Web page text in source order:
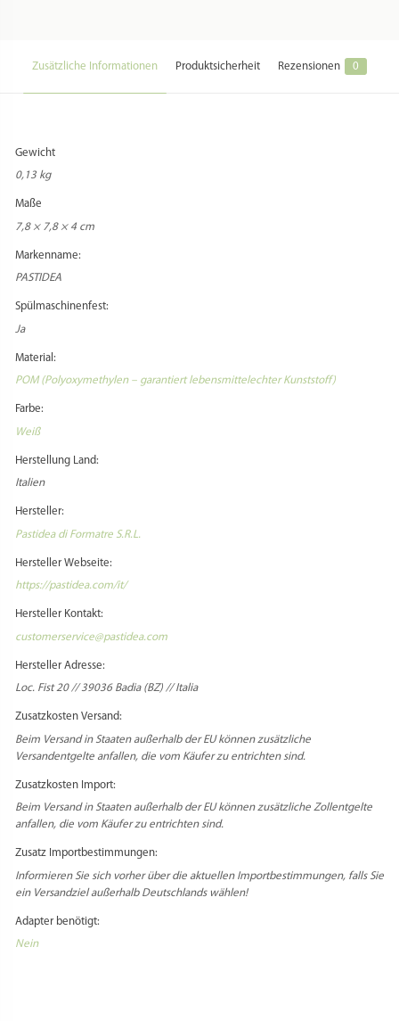
Zusätzliche Informationen Produktsicherheit Rezensionen 0
Gewicht
0,13 kg
Maße
7,8 × 7,8 × 4 cm
Markenname:
PASTIDEA
Spülmaschinenfest:
Ja
Material:
POM (Polyoxymethylen – garantiert lebensmittelechter Kunststoff)
Farbe:
Weiß
Herstellung Land:
Italien
Hersteller:
Pastidea di Formatre S.R.L.
Hersteller Webseite:
https://pastidea.com/it/
Hersteller Kontakt:
customerservice@pastidea.com
Hersteller Adresse:
Loc. Fist 20 // 39036 Badia (BZ) // Italia
Zusatzkosten Versand:
Beim Versand in Staaten außerhalb der EU können zusätzliche
Versandentgelte anfallen, die vom Käufer zu entrichten sind.
Zusatzkosten Import:
Beim Versand in Staaten außerhalb der EU können zusätzliche Zollentgelte
anfallen, die vom Käufer zu entrichten sind.
Zusatz Importbestimmungen:
Informieren Sie sich vorher über die aktuellen Importbestimmungen, falls Sie
ein Versandziel außerhalb Deutschlands wählen!
Adapter benötigt:
Nein